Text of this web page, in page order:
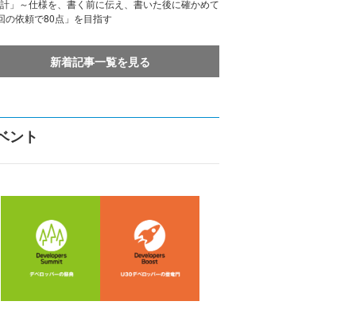
」～仕様を、書く前に伝え、書いた後に確かめて
の依頼で80点」を目指す
新着記事一覧を見る
ント